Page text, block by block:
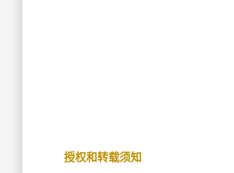
授权和转载须知